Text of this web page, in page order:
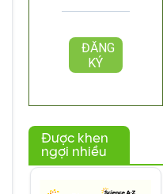
Được khen
ngợi nhiều